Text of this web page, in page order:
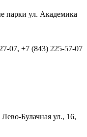
парки ул. Академика
07, +7 (843) 225-57-07
Лево-Булачная ул., 16,